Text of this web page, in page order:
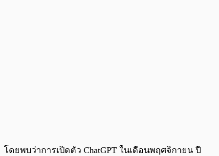
โดยพบว่าการเปิดตัว ChatGPT ในเดือนพฤศจิกายน ปี